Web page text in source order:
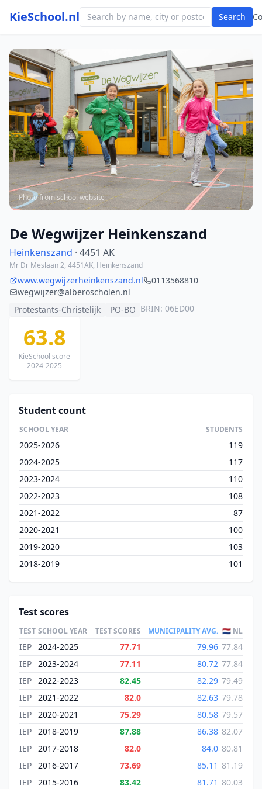
KieSchool.nl Search
Photo from school website
De Wegwijzer Heinkenszand
Heinkenszand · 4451 AK
Mr Dr Meslaan 2, 4451AK, Heinkenszand
www.wegwijzerheinkenszand.nl
0113568810
wegwijzer@alberoscholen.nl
Protestants-Christelijk
PO-BO BRIN: 06ED00
63.8
KieSchool score
2024-2025
Student count
SCHOOL YEAR STUDENTS
2025-2026
119
2024-2025
117
2023-2024
110
2022-2023
108
2021-2022
87
2020-2021
100
2019-2020
103
2018-2019
101
Test scores
TEST SCHOOL YEAR TEST SCORES MUNICIPALITY AVG. 🇳🇱 NL
IEP 2024-2025 77.71 79.96 77.84
IEP 2023-2024 77.11 80.72 77.84
IEP 2022-2023 82.45 82.29 79.49
IEP 2021-2022 82.0 82.63 79.78
IEP 2020-2021 75.29 80.58 79.57
IEP 2018-2019 87.88 86.38 82.07
IEP 2017-2018 82.0 84.0 80.81
IEP 2016-2017 73.69 85.11 81.19
IEP 2015-2016 83.42 81.71 80.03